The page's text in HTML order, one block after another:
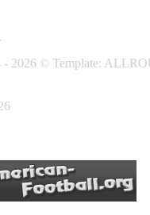
2026 © Template: